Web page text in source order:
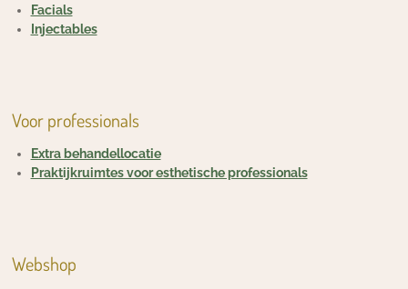
Facials
Injectables
Voor professionals
Extra behandellocatie
Praktijkruimtes voor esthetische professionals
Webshop